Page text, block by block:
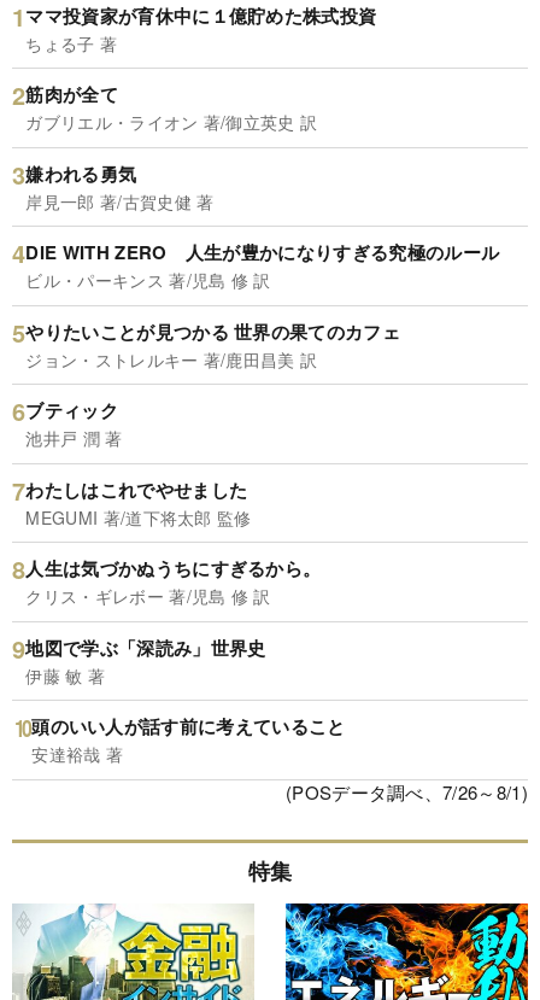
ママ投資家が育休中に１億貯めた株式投資
ちょる子 著
筋肉が全て
ガブリエル・ライオン 著/御立英史 訳
嫌われる勇気
岸見一郎 著/古賀史健 著
DIE WITH ZERO 人生が豊かになりすぎる究極のルール
ビル・パーキンス 著/児島 修 訳
やりたいことが見つかる 世界の果てのカフェ
ジョン・ストレルキー 著/鹿田昌美 訳
ブティック
池井戸 潤 著
わたしはこれでやせました
MEGUMI 著/道下将太郎 監修
人生は気づかぬうちにすぎるから。
クリス・ギレボー 著/児島 修 訳
地図で学ぶ「深読み」世界史
伊藤 敏 著
頭のいい人が話す前に考えていること
安達裕哉 著
(POSデータ調べ、7/26～8/1)
特集